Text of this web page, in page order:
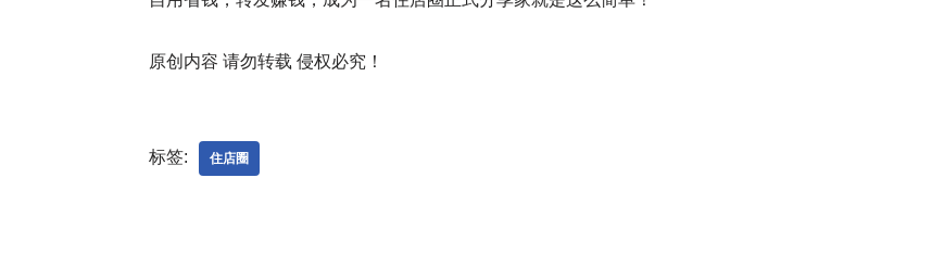
原创内容 请勿转载 侵权必究！
标签: 住店圈